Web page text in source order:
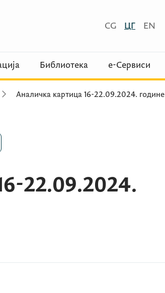
CG ЦГ EN
Библиотека е-Сервиси
Аналичка картица 16-22.09.2024. године
22.09.2024.